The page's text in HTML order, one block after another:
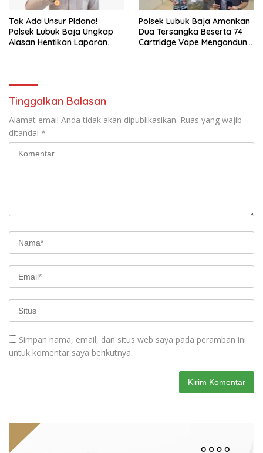
Tak Ada Unsur Pidana!
Polsek Lubuk Baja Ungkap
Alasan Hentikan Laporan
Polsek Lubuk Baja Amankan
Dua Tersangka Beserta 74
Cartridge Vape Mengandung
Tinggalkan Balasan
Alamat email Anda tidak akan dipublikasikan. Ruas yang wajib
ditandai *
Simpan nama, email, dan situs web saya pada peramban ini
untuk komentar saya berikutnya.